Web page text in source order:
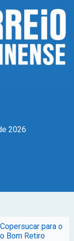
2026
para o
Bom Retiro